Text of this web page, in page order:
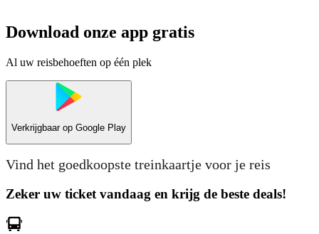
Download onze app gratis
Al uw reisbehoeften op één plek
Verkrijgbaar op Google Play
Vind het goedkoopste treinkaartje voor je reis
Zeker uw ticket vandaag en krijg de beste deals!